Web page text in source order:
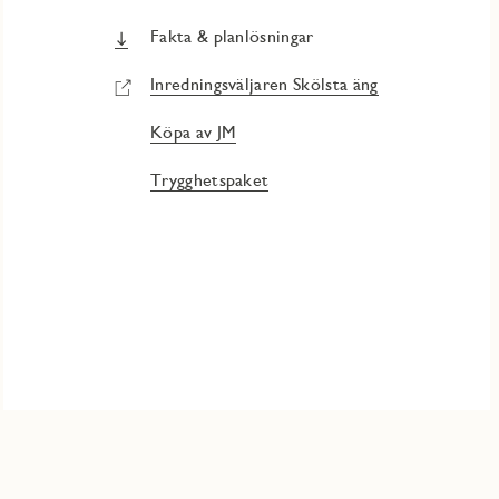
Fakta & planlösningar
Inredningsväljaren Skölsta äng
Köpa av JM
Trygghetspaket